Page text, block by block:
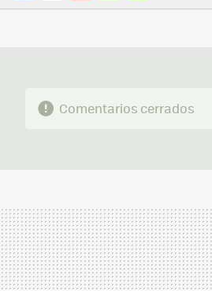
FACEBOOK
TWITTERFLIPBOARD
E-
WHATSAPP
Comentarios cerrados